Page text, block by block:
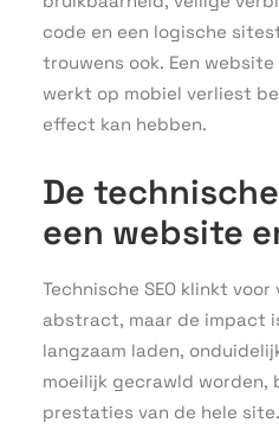
code en een logische
trouwens ook. Een
werkt op mobiel verliest
effect kan hebben.
De
een website
Technische SEO klinkt
abstract, maar de impact
langzaam laden,
moeilijk gecrawld worden,
prestaties van de hele